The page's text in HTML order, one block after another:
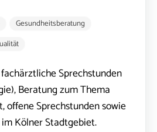
Gesundheitsberatung
Sprechstunden
Beratung zum Thema
offene Sprechstunden sowie
Kölner Stadtgebiet.